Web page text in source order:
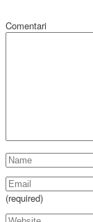
Comentari
(required)